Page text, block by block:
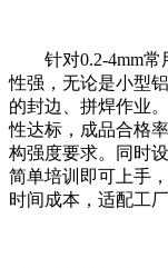
针对0.2-4mm
性强，无论是小型
的封边、拼焊作业
性达标，成品合格
构强度要求。同时
简单培训即可上手
时间成本，适配工